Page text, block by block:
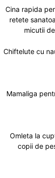
Cina rapida
retete
micutii
Chiftelute cu
Mamaliga
Omleta la
copii de